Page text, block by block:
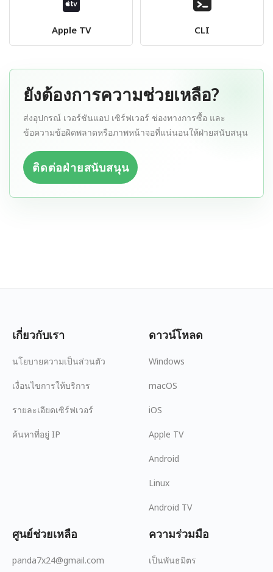
Apple TV CLI
ยังต้องการความช่วยเหลือ?
ส่งอุปกรณ์ เวอร์ชันแอป เซิร์ฟเวอร์ ช่องทางการซื้อ และ
ข้อความข้อผิดพลาดหรือภาพหน้าจอที่แน่นอนให้ฝ่ายสนับสนุน
ติดต่อฝ่ายสนับสนุน
เกี่ยวกับเรา
นโยบายความเป็นส่วนตัว
เงื่อนไขการให้บริการ
รายละเอียดเซิร์ฟเวอร์
ค้นหาที่อยู่ IP
ดาวน์โหลด
Windows
macOS
iOS
Apple TV
Android
Linux
Android TV
ศูนย์ช่วยเหลือ
panda7x24@gmail.com
ความร่วมมือ
เป็นพันธมิตร